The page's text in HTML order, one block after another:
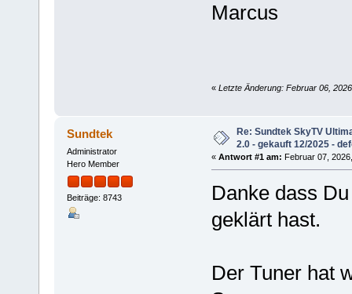
Marcus
« Letzte Änderung: Februar 06,
Sundtek
Administrator
Hero Member
Beiträge: 8743
Re: Sundtek SkyTV
2.0 - gekauft 12/2025 -
« Antwort #1 am: Februar 07,
Danke dass
geklärt hast.
Der Tuner hat